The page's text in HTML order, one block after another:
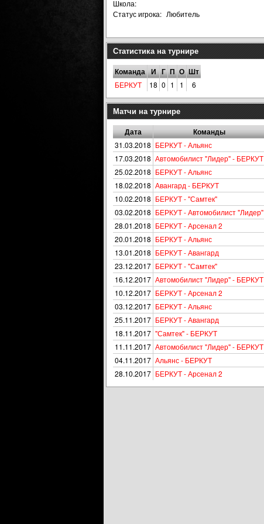
Школа:
Статус игрока: Любитель
Статистика на турнире
Команда И Г П О Шт
БЕРКУТ 18 0 1 1 6
Матчи на турнире
Дата Команды
31.03.2018 БЕРКУТ - Альянс
17.03.2018 Автомобилист "Лидер" - БЕРКУТ
25.02.2018 БЕРКУТ - Альянс
18.02.2018 Авангард - БЕРКУТ
10.02.2018 БЕРКУТ - "Самтек"
03.02.2018 БЕРКУТ - Автомобилист "Лидер"
28.01.2018 БЕРКУТ - Арсенал 2
20.01.2018 БЕРКУТ - Альянс
13.01.2018 БЕРКУТ - Авангард
23.12.2017 БЕРКУТ - "Самтек"
16.12.2017 Автомобилист "Лидер" - БЕРКУТ
10.12.2017 БЕРКУТ - Арсенал 2
03.12.2017 БЕРКУТ - Альянс
25.11.2017 БЕРКУТ - Авангард
18.11.2017 "Самтек" - БЕРКУТ
11.11.2017 Автомобилист "Лидер" - БЕРКУТ
04.11.2017 Альянс - БЕРКУТ
28.10.2017 БЕРКУТ - Арсенал 2